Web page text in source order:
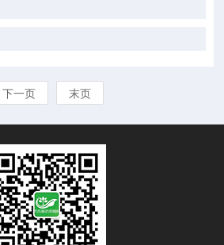
下一页 末页